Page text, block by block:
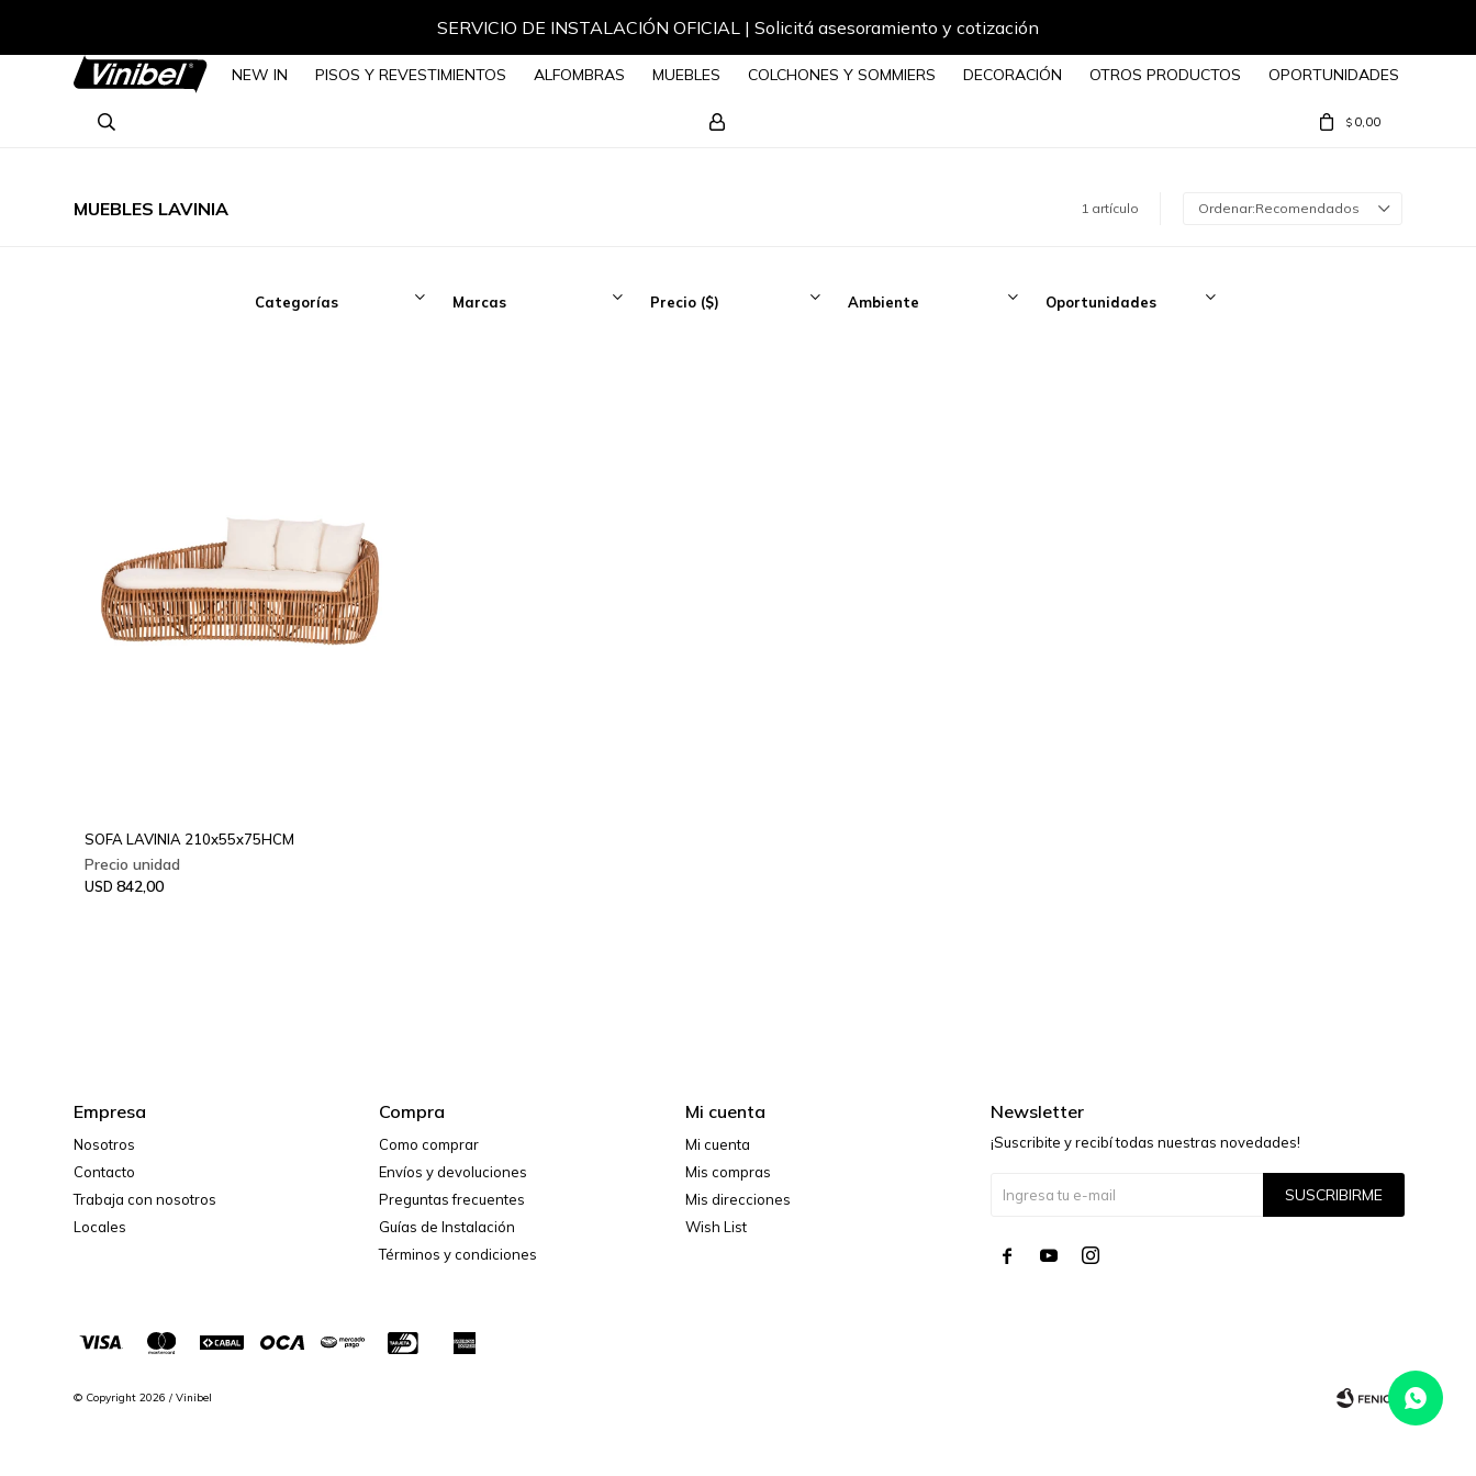
SERVICIO DE INSTALACIÓN OFICIAL | Solicitá asesoramiento y cotización
NEW IN PISOS Y REVESTIMIENTOS ALFOMBRAS MUEBLES COLCHONES Y SOMMIERS DECORACIÓN OTROS PRODUCTOS OPORTUNIDADES
$ 0,00
MUEBLES LAVINIA 1 artículo Recomendados
SOFA LAVINIA 210x55x75HCM
USD 842,00
Categorías Marcas Precio ($) Ambiente Oportunidades
Empresa
Nosotros
Contacto
Trabaja con nosotros
Locales
Compra
Como comprar
Envíos y devoluciones
Preguntas frecuentes
Guías de Instalación
Términos y condiciones
Mi cuenta
Mi cuenta
Mis compras
Mis direcciones
Wish List
Newsletter
¡Suscribite y recibí todas nuestras novedades!
SUSCRIBIRME
  
© Copyright 2026 / Vinibel